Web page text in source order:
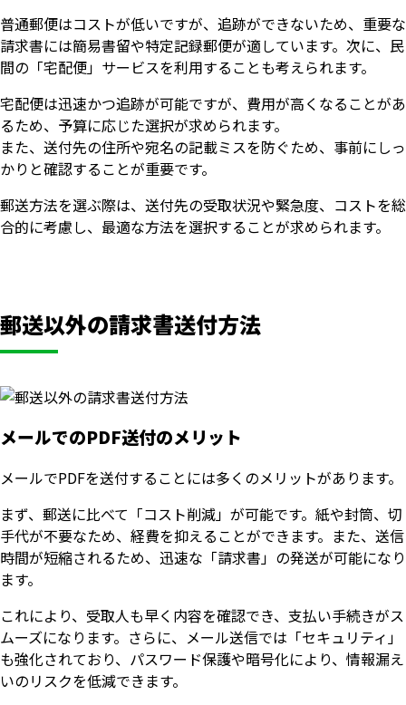
普通郵便はコストが低いですが、追跡ができないため、重要な
請求書には簡易書留や特定記録郵便が適しています。次に、民
間の「宅配便」サービスを利用することも考えられます。
宅配便は迅速かつ追跡が可能ですが、費用が高くなることがあ
るため、予算に応じた選択が求められます。
また、送付先の住所や宛名の記載ミスを防ぐため、事前にしっ
かりと確認することが重要です。
郵送方法を選ぶ際は、送付先の受取状況や緊急度、コストを総
合的に考慮し、最適な方法を選択することが求められます。
郵送以外の請求書送付方法
メールでのPDF送付のメリット
メールでPDFを送付することには多くのメリットがあります。
まず、郵送に比べて「コスト削減」が可能です。紙や封筒、切
手代が不要なため、経費を抑えることができます。また、送信
時間が短縮されるため、迅速な「請求書」の発送が可能になり
ます。
これにより、受取人も早く内容を確認でき、支払い手続きがス
ムーズになります。さらに、メール送信では「セキュリティ」
も強化されており、パスワード保護や暗号化により、情報漏え
いのリスクを低減できます。